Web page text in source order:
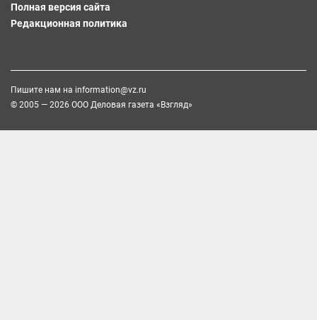
Полная версия сайта
Редакционная политика
Пишите нам на information@vz.ru
© 2005 — 2026 ООО Деловая газета «Взгляд»